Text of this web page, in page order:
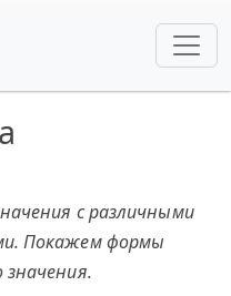
с различными
Покажем формы
значения.